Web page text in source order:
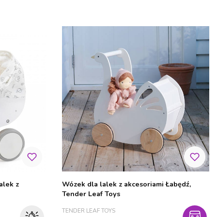
z
Wózek dla lalek z akcesoriami Łabędź,
Tender Leaf Toys
PRODUCENT
TENDER LEAF TOYS